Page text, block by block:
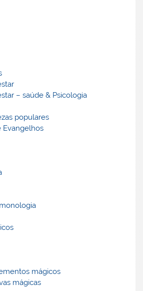
– saúde & Psicologia
populares
Evangelhos
mágicos
mágicas